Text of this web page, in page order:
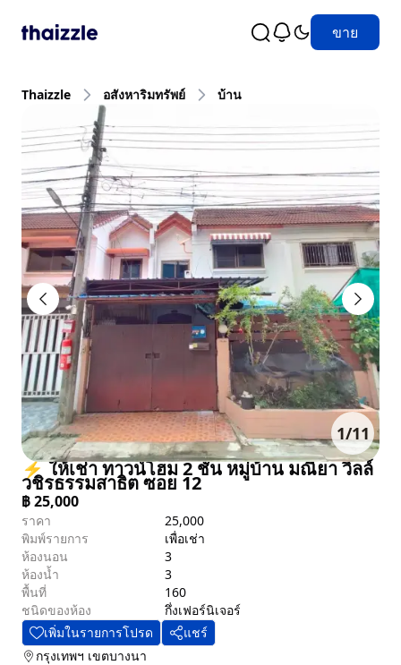
ขาย
Thaizzle อสังหาริมทรัพย์ บ้าน
1/11
⚡ ให้เช่า ทาวน์โฮม 2 ชั้น หมู่บ้าน มณียา วิลล์
วชิรธรรมสาธิต ซอย 12
฿25,000
ราคา
25,000
พิมพ์รายการ
เพื่อเช่า
ห้องนอน
3
ห้องน้ำ
3
พื้นที่
160
ชนิดของห้อง
กึ่งเฟอร์นิเจอร์
เพิ่มในรายการโปรด
แชร์
กรุงเทพฯ เขตบางนา